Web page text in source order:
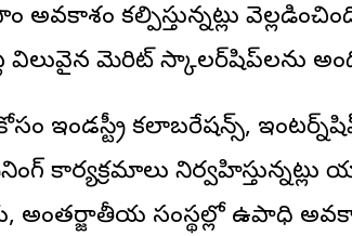
కల్పిస్తున్నట్లు
విలువైన మెరిట్ స్కాలర్‌షిప్‌లను
కోసం ఇండస్ట్రీ కలాబరేషన్స్,
కార్యక్రమాలు
అంతర్జాతీయ సంస్థల్లో ఉపాధి